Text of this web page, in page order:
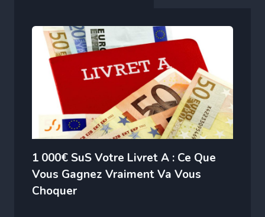
1 000€ SuS Votre Livret A : Ce Que
Vous Gagnez Vraiment Va Vous
Choquer